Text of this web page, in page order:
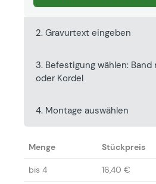
2. Gravurtext eingeben
3. Befestigung wählen: Band
oder Kordel
4. Montage auswählen
Menge Stückpreis
bis 4 16,40 €